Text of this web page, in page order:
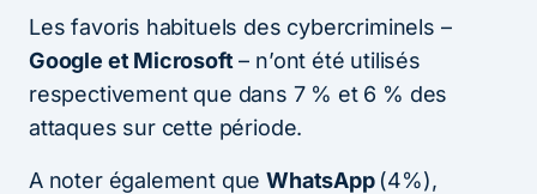
Les favoris habituels des cybercriminels –
Google et Microsoft – n’ont été utilisés
respectivement que dans 7 % et 6 % des
attaques sur cette période.
A noter également queWhatsApp (4%),